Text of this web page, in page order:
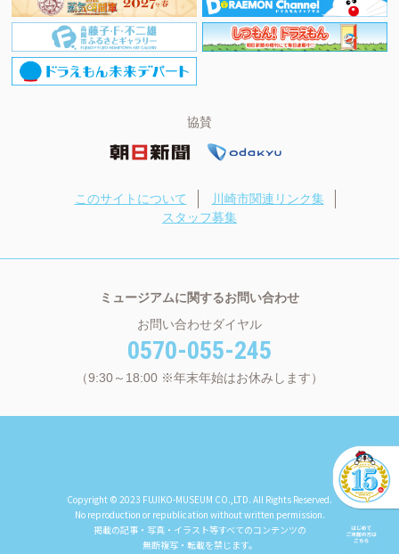
協賛
このサイトについて
川崎市関連リンク集
スタッフ募集
ミュージアムに関するお問い合わせ
お問い合わせダイヤル
0570-055-245
（9:30～18:00 ※年末年始はお休みします）
Copyright © 2023 FUJIKO-MUSEUM CO.,LTD. All Rights Reserved.
No reproduction or republication without written permission.
掲載の記事・写真・イラスト等すべてのコンテンツの
無断複写・転載を禁じます。